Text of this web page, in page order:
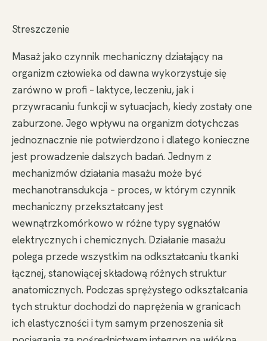
Streszczenie
Masaż jako czynnik mechaniczny działający na
organizm człowieka od dawna wykorzystuje się
zarówno w profi – laktyce, leczeniu, jak i
przywracaniu funkcji w sytuacjach, kiedy zostały one
zaburzone. Jego wpływu na organizm dotychczas
jednoznacznie nie potwierdzono i dlatego konieczne
jest prowadzenie dalszych badań. Jednym z
mechanizmów działania masażu może być
mechanotransdukcja – proces, w którym czynnik
mechaniczny przekształcany jest
wewnątrzkomórkowo w różne typy sygnałów
elektrycznych i chemicznych. Działanie masażu
polega przede wszystkim na odkształcaniu tkanki
łącznej, stanowiącej składową różnych struktur
anatomicznych. Podczas sprężystego odkształcania
tych struktur dochodzi do naprężenia w granicach
ich elastyczności i tym samym przenoszenia sił